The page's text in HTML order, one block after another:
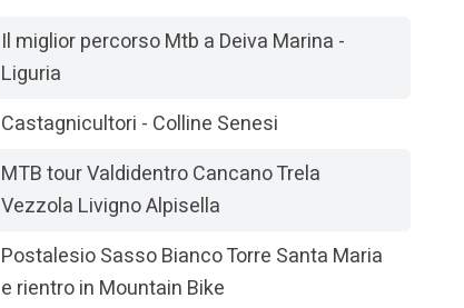
Il miglior percorso Mtb a Deiva Marina -
Liguria
Castagnicultori - Colline Senesi
MTB tour Valdidentro Cancano Trela
Vezzola Livigno Alpisella
Postalesio Sasso Bianco Torre Santa Maria
e rientro in Mountain Bike